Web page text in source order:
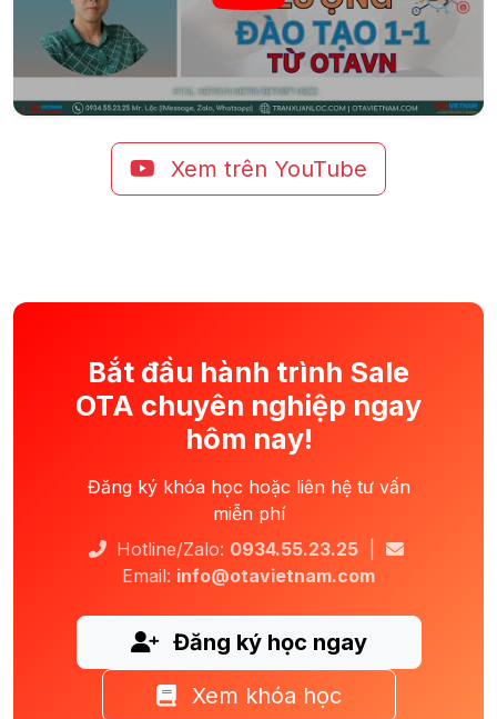
Xem trên YouTube
Bắt đầu hành trình Sale
OTA chuyên nghiệp ngay
hôm nay!
Đăng ký khóa học hoặc liên hệ tư vấn
miễn phí
Hotline/Zalo: 0934.55.23.25
Email: info@otavietnam.com
Đăng ký học ngay
Xem khóa học